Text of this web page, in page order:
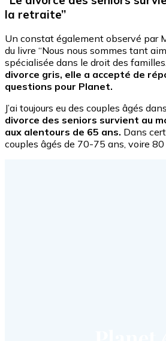
la retraite”
Un constat également observé par
du livre “Nous nous sommes tant
spécialisée dans le droit des familles.
divorce gris, elle a accepté de
questions pour Planet.
J’ai toujours eu des couples âgés
divorce des seniors survient au
aux alentours de 65 ans. Dans
couples âgés de 70-75 ans, voire 80